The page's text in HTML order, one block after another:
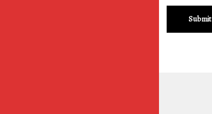
Submit